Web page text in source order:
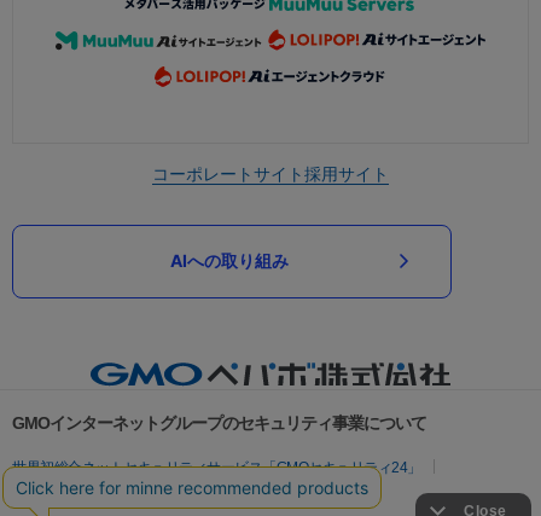
コーポレートサイト採用サイト
AIへの取り組み
GMOインターネットグループのセキュリティ事業について
世界初総合ネットセキュリティサービス「GMOセキュリティ24」
パスワード漏洩診断
Webサイトリスク診断